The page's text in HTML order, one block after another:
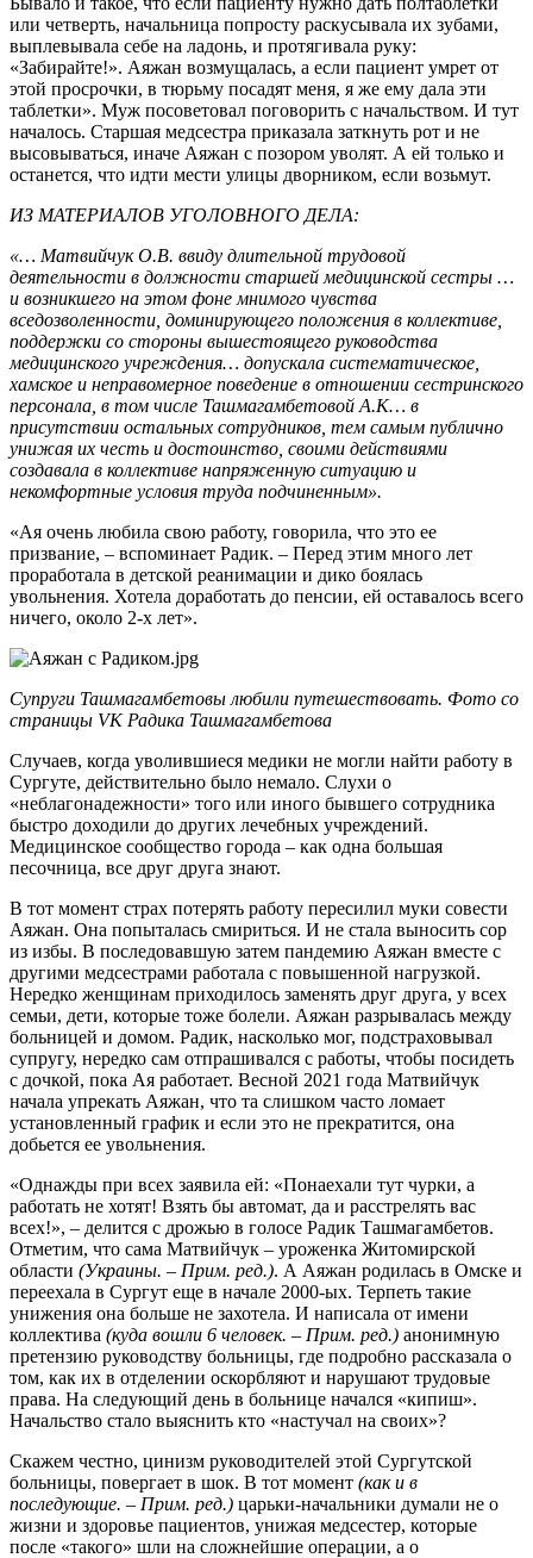
или четверть, начальница попросту раскусывала их зубами,
выплевывала себе на ладонь, и протягивала руку:
«Забирайте!». Аяжан возмущалась, а если пациент умрет от
этой просрочки, в тюрьму посадят меня, я же ему дала эти
таблетки». Муж посоветовал поговорить с начальством. И тут
началось. Старшая медсестра приказала заткнуть рот и не
высовываться, иначе Аяжан с позором уволят. А ей только и
останется, что идти мести улицы дворником, если возьмут.
ИЗ МАТЕРИАЛОВ УГОЛОВНОГО ДЕЛА:
«… Матвийчук О.В. ввиду длительной трудовой
деятельности в должности старшей медицинской сестры …
и возникшего на этом фоне мнимого чувства
вседозволенности, доминирующего положения в коллективе,
поддержки со стороны вышестоящего руководства
медицинского учреждения… допускала систематическое,
хамское и неправомерное поведение в отношении сестринского
персонала, в том числе Ташмагамбетовой А.К… в
присутствии остальных сотрудников, тем самым публично
унижая их честь и достоинство, своими действиями
создавала в коллективе напряженную ситуацию и
некомфортные условия труда подчиненным».
«Ая очень любила свою работу, говорила, что это ее
призвание, – вспоминает Радик. – Перед этим много лет
проработала в детской реанимации и дико боялась
увольнения. Хотела доработать до пенсии, ей оставалось всего
ничего, около 2-х лет».
Супруги Ташмагамбетовы любили путешествовать. Фото со
страницы VK Радика Ташмагамбетова
Случаев, когда уволившиеся медики не могли найти работу в
Сургуте, действительно было немало. Слухи о
«неблагонадежности» того или иного бывшего сотрудника
быстро доходили до других лечебных учреждений.
Медицинское сообщество города – как одна большая
песочница, все друг друга знают.
В тот момент страх потерять работу пересилил муки совести
Аяжан. Она попыталась смириться. И не стала выносить сор
из избы. В последовавшую затем пандемию Аяжан вместе с
другими медсестрами работала с повышенной нагрузкой.
Нередко женщинам приходилось заменять друг друга, у всех
семьи, дети, которые тоже болели. Аяжан разрывалась между
больницей и домом. Радик, насколько мог, подстраховывал
супругу, нередко сам отпрашивался с работы, чтобы посидеть
с дочкой, пока Ая работает. Весной 2021 года Матвийчук
начала упрекать Аяжан, что та слишком часто ломает
установленный график и если это не прекратится, она
добьется ее увольнения.
«Однажды при всех заявила ей: «Понаехали тут чурки, а
работать не хотят! Взять бы автомат, да и расстрелять вас
всех!», – делится с дрожью в голосе Радик Ташмагамбетов.
Отметим, что сама Матвийчук – уроженка Житомирской
области (Украины. – Прим. ред.). А Аяжан родилась в Омске и
переехала в Сургут еще в начале 2000-ых. Терпеть такие
унижения она больше не захотела. И написала от имени
коллектива (куда вошли 6 человек. – Прим. ред.) анонимную
претензию руководству больницы, где подробно рассказала о
том, как их в отделении оскорбляют и нарушают трудовые
права. На следующий день в больнице начался «кипиш».
Начальство стало выяснить кто «настучал на своих»?
Скажем честно, цинизм руководителей этой Сургутской
больницы, повергает в шок. В тот момент (как и в
последующие. – Прим. ред.) царьки-начальники думали не о
жизни и здоровье пациентов, унижая медсестер, которые
после «такого» шли на сложнейшие операции, а о